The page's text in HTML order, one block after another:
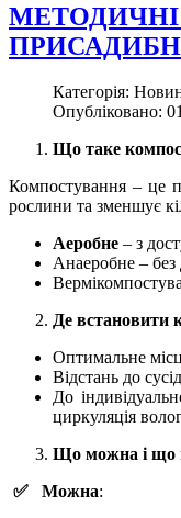
МЕТОДИЧНІ
Категорія:
Опубліковано:
Що таке
Компостування – це
рослини та зменшує
Аеробне – з
Анаеробне –
Де встановити
Оптимальне
Відстань до
До
циркуляція
Що можна і що
✅ Можна: